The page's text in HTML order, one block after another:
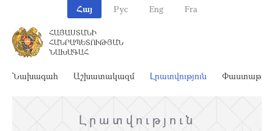
Հայ Рус Eng Fra
ՀԱՅԱՍՏԱՆԻ
ՀԱՆՐԱՊԵՏՈՒԹՅԱՆ
ՆԱԽԱԳԱՀ
Նախագահ Աշխատակազմ Լրատվություն
Լրատվություն